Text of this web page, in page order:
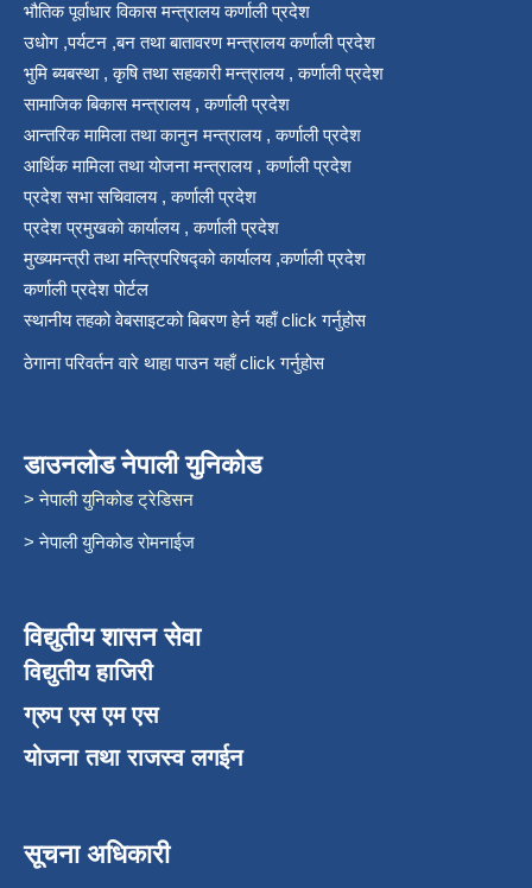
भौतिक पूर्वाधार विकास मन्त्रालय कर्णाली प्रदेश
उधोग ,पर्यटन ,बन तथा बातावरण मन्त्रालय कर्णाली प्रदेश
भुमि ब्यबस्था , कृषि तथा सहकारी मन्त्रालय , कर्णाली प्रदेश
सामाजिक बिकास मन्त्रालय , कर्णाली प्रदेश
आन्तरिक मामिला तथा कानुन मन्त्रालय , कर्णाली प्रदेश
आर्थिक मामिला तथा योजना मन्त्रालय , कर्णाली प्रदेश
प्रदेश सभा सचिवालय , कर्णाली प्रदेश
प्रदेश प्रमुखको कार्यालय , कर्णाली प्रदेश
मुख्यमन्त्री तथा मन्त्रिपरिषद्को कार्यालय ,कर्णाली प्रदेश
कर्णाली प्रदेश पोर्टल
स्थानीय तहको वेबसाइटको बिबरण हेर्न यहाँ click गर्नुहोस
ठेगाना परिवर्तन वारे थाहा पाउन यहाँ click गर्नुहोस
डाउनलोड नेपाली युनिकोड
> नेपाली युनिकोड ट्रेडिसन
> नेपाली युनिकोड रोमनाईज
विद्युतीय शासन सेवा
विद्युतीय हाजिरी
ग्रुप एस एम एस
योजना तथा राजस्व लगईन
सूचना अधिकारी